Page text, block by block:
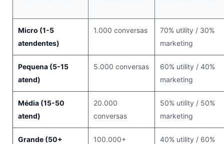
Micro (1-5
atendentes)
1.000 conversas
70% utility / 30%
marketing
Pequena (5-15
atend)
5.000 conversas
60% utility / 40%
marketing
Média (15-50
atend)
20.000
conversas
50% utility / 50%
marketing
Grande (50+
100.000+
40% utility / 60%